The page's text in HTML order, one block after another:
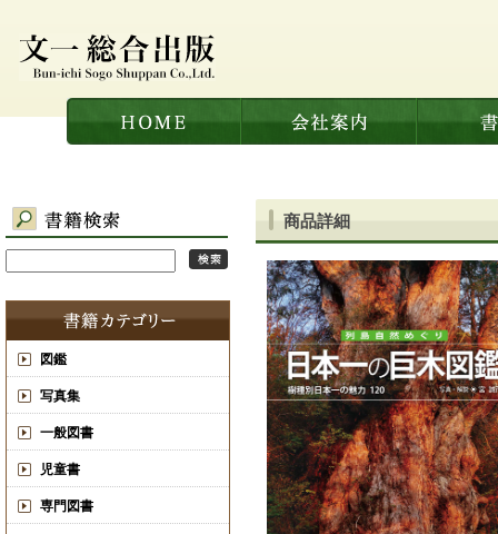
図鑑
写真集
一般図書
児童書
専門図書
商品詳細